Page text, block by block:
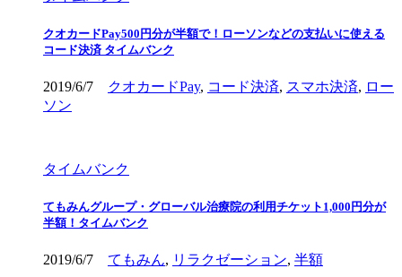
クオカードPay500円分が半額で！ローソンなどの支払いに使える
コード決済 タイムバンク
2019/6/7 クオカードPay, コード決済, スマホ決済, ロー
ソン
タイムバンク
てもみんグループ・グローバル治療院の利用チケット1,000円分が
半額！タイムバンク
2019/6/7 てもみん, リラクゼーション, 半額